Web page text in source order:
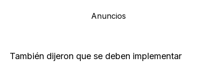
Anuncios
También dijeron que se deben implementar